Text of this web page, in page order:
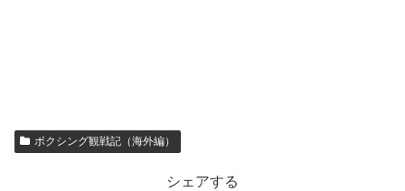
ボクシング観戦記（海外編）
シェアする